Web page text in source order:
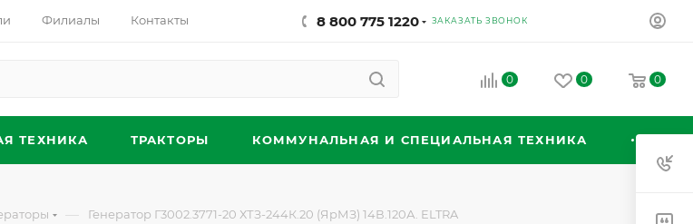
Филиалы Контакты 8 800 775 1220 ЗАКАЗАТЬ ЗВОНОК
0 0 0
ТЕХНИКА ТРАКТОРЫ КОММУНАЛЬНАЯ И СПЕЦИАЛЬНАЯ ТЕХНИКА
— Генератор Г3002.3771-20 ХТЗ-244К.20 (ЯрМЗ) 14В.120А. ELTRA